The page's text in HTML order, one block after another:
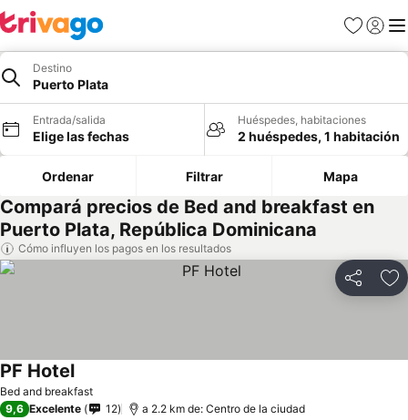
Favoritos
Iniciar
Destino
Puerto Plata
Entrada/salida
Elige las fechas
Huéspedes, habitaciones
2 huéspedes, 1 habitación
Ordenar Filtrar Mapa
Compará precios de Bed and breakfast en
Puerto Plata, República Dominicana
Cómo influyen los pagos en los resultados
Compartir
Bed and breakfast
PF Hotel
9,6 Excelente 12 a 2.2 km de: Centro de la ciudad